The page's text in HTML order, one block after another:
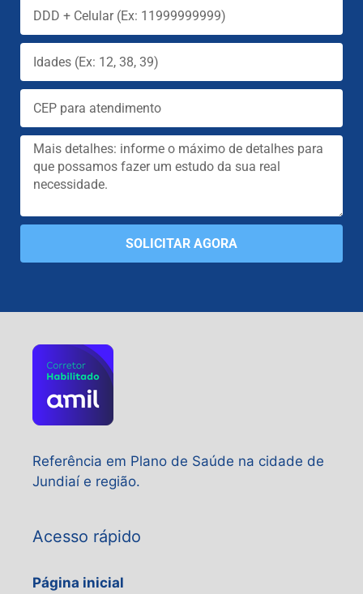
SOLICITAR AGORA
Referência em Plano de Saúde na cidade de
Jundiaí e região.
Acesso rápido
Página inicial